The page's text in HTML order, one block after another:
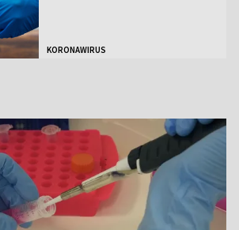
KORONAWIRUS